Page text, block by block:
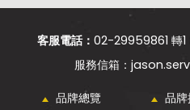
客服電話： 02-29959861 轉
品牌總覽 品